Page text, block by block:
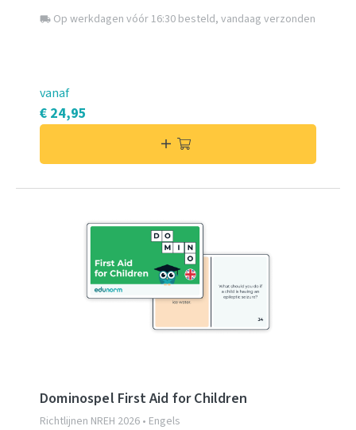
local_shipping Op werkdagen vóór 16:30 besteld, vandaag verzonden
vanaf
€ 24,95
Dominospel First Aid for Children
Richtlijnen NREH 2026 • Engels